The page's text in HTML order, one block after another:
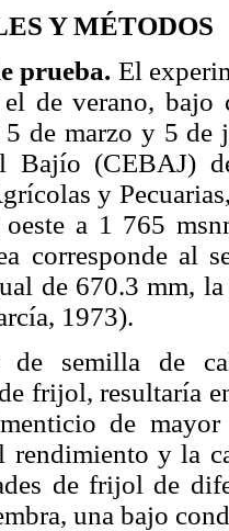
Y MÉTODOS
prueba. El
de verano, bajo
5 de marzo y 5 de
Bajío (CEBAJ)
y
a 1 765
corresponde al
de 670.3 mm,
1973).
de semilla de
frijol, resultaría
de
rendimiento y la
de frijol de
una bajo